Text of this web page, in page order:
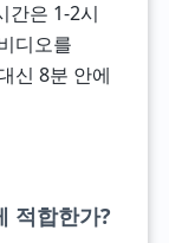
간은 1-2시
디오를
신 8분 안에
적합한가?